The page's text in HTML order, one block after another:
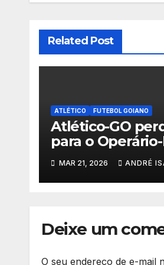
Related Post
ATLÉTICO FUTEBOL GOIANO
Atlético-GO
para o
na estreia e
sob pressão a
B 2026
MAR 21, 2026 ANDRÉ
Deixe um
O seu endereço de e-mail